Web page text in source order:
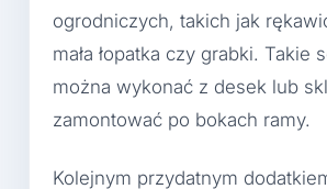
ogrodniczych, takich jak
mała łopatka czy grabki. Takie
można wykonać z desek lub
zamontować po bokach ramy.
Kolejnym przydatnym